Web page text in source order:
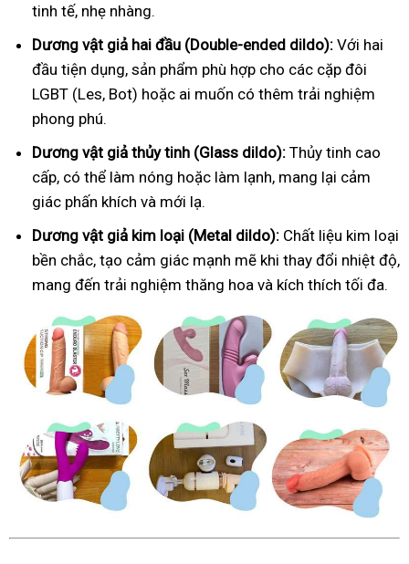
tinh tế, nhẹ nhàng.
Dương vật giả hai đầu (Double-ended dildo): Với hai
đầu tiện dụng, sản phẩm phù hợp cho các cặp đôi
LGBT (Les, Bot) hoặc ai muốn có thêm trải nghiệm
phong phú.
Dương vật giả thủy tinh (Glass dildo): Thủy tinh cao
cấp, có thể làm nóng hoặc làm lạnh, mang lại cảm
giác phấn khích và mới lạ.
Dương vật giả kim loại (Metal dildo): Chất liệu kim loại
bền chắc, tạo cảm giác mạnh mẽ khi thay đổi nhiệt độ,
mang đến trải nghiệm thăng hoa và kích thích tối đa.